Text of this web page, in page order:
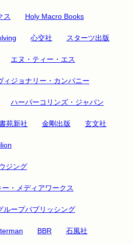
ス Holy Macro Books
心交社 スターツ出版
エヌ・ティー・エス
ィジョナリー・カンパニー
ハーパーコリンズ・ジャパン
苑新社 金剛出版 玄文社
ジング
ー・メディアワークス
ループパブリッシング
BBR 石風社